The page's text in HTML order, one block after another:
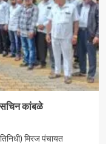
सचिन कांबळे
मिरज पंचायत